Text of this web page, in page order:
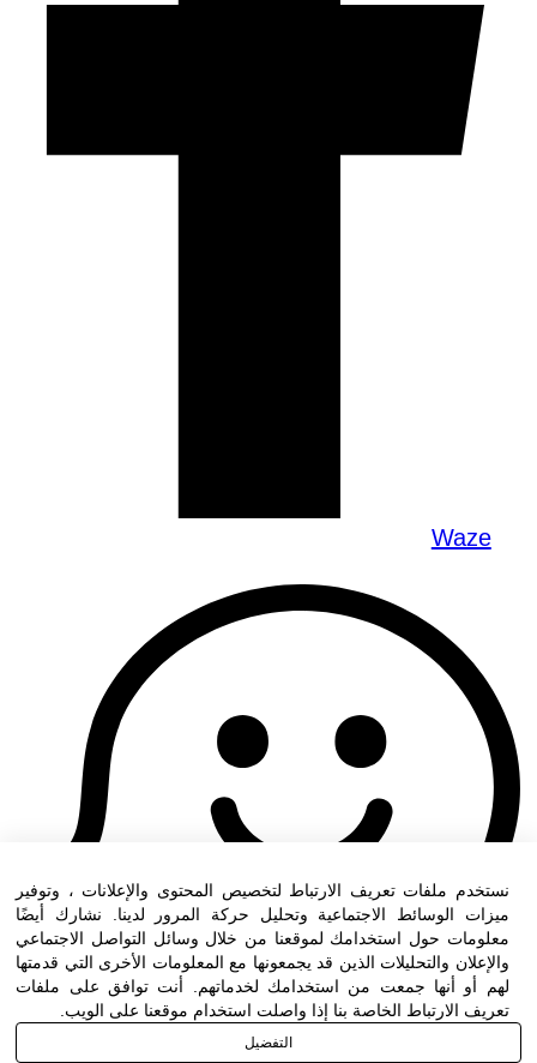
Waze
نستخدم ملفات تعريف الارتباط لتخصيص المحتوى والإعلانات ، وتوفير
ميزات الوسائط الاجتماعية وتحليل حركة المرور لدينا. نشارك أيضًا
معلومات حول استخدامك لموقعنا من خلال وسائل التواصل الاجتماعي
والإعلان والتحليلات الذين قد يجمعونها مع المعلومات الأخرى التي قدمتها
لهم أو أنها جمعت من استخدامك لخدماتهم. أنت توافق على ملفات
تعريف الارتباط الخاصة بنا إذا واصلت استخدام موقعنا على الويب.
التفضيل